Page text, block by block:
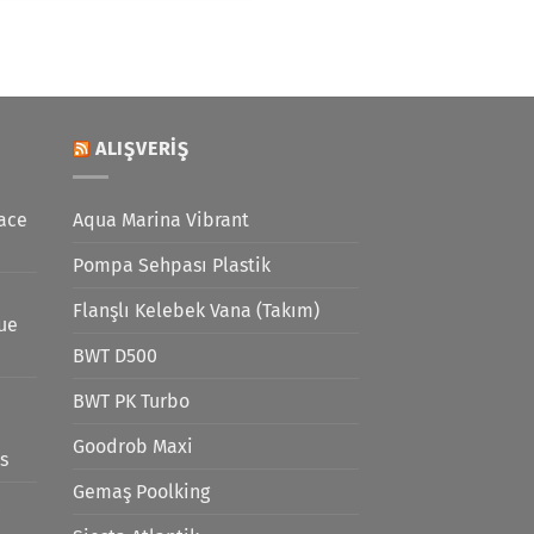
ALIŞVERIŞ
Aqua Marina Vibrant
Pompa Sehpası Plastik
Flanşlı Kelebek Vana (Takım)
BWT D500
BWT PK Turbo
Goodrob Maxi
Gemaş Poolking